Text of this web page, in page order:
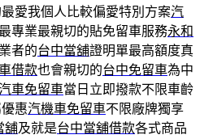
愛我個人比較偏愛特別方案汽
專業最親切的貼免留車服務永和
業者的台中當舖證明單最高額度真
借款也會親切的台中免留車為中
車免留車當日立即撥款不限車齡
惠汽機車免留車不限廠牌獨享
舖及就是台中當舖借款各式商品